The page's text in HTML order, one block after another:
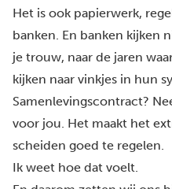
Het is ook papierwerk,
banken. En banken kijken
je trouw, naar de jaren
kijken naar vinkjes in hun
Samenlevingscontract?
voor jou. Het maakt het
scheiden goed te regelen.
Ik weet hoe dat voelt.